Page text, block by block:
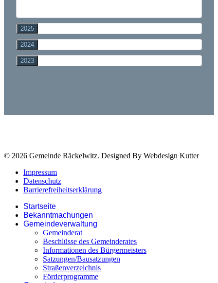
2025
2024
2023
© 2026 Gemeinde Räckelwitz. Designed By Webdesign Kutter
Impressum
Datenschutz
Barrierefreiheitserklärung
Startseite
Bekanntmachungen
Gemeindeverwaltung
Gemeinderat
Beschlüsse des Gemeinderates
Informationen des Bürgermeisters
Satzungen/Bausatzungen
Straßenverzeichnis
Förderprogramme